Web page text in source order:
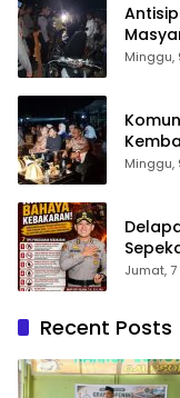
Minggu,
Minggu,
Jumat,
Recent Posts